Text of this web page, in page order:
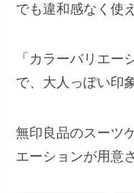
でも違和感なく使
「カラーバリエー
で、大人っぽい印
無印良品のスーツ
エーションが用意